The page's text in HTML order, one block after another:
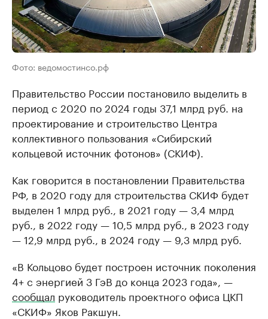
Фото: ведомостинсо.рф
Правительство России постановило выделить в
период с 2020 по 2024 годы 37,1 млрд руб. на
проектирование и строительство Центра
коллективного пользования «Сибирский
кольцевой источник фотонов» (СКИФ).
Как говорится в постановлении Правительства
РФ, в 2020 году для строительства СКИФ будет
выделен 1 млрд руб., в 2021 году — 3,4 млрд
руб., в 2022 году — 10,5 млрд руб., в 2023 году
— 12,9 млрд руб., в 2024 году — 9,3 млрд руб.
«В Кольцово будет построен источник поколения
4+ с энергией 3 ГэВ до конца 2023 года», —
сообщал руководитель проектного офиса ЦКП
«СКИФ» Яков Ракшун.